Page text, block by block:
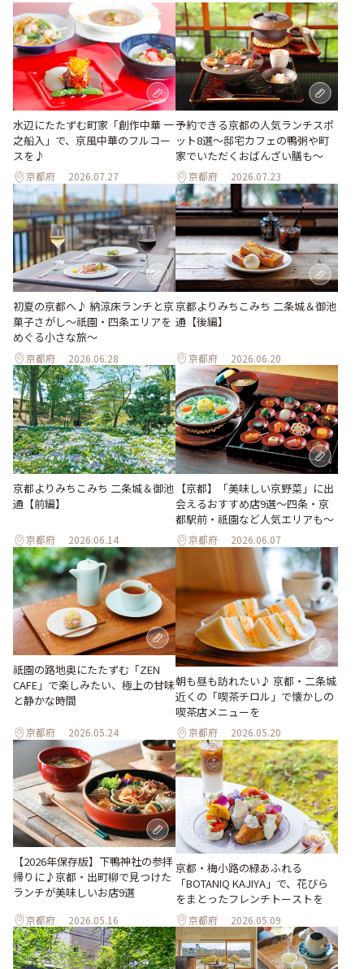
水辺にたたずむ町家「創作中華 一
之船入」で、京風中華のフルコー
スを♪
京都府 2026.07.27
予約できる京都の人気ランチスポ
ット8選～邸宅カフェの鴨粥や町
家でいただくおばんざい膳も～
京都府 2026.07.23
初夏の京都へ♪ 納涼床ランチと京
菓子さがし〜祇園・四条エリアを
めぐる小さな旅〜
京都府 2026.06.28
京都よりみちこみち 二条城＆御池
通【後編】
京都府 2026.06.20
京都よりみちこみち 二条城＆御池
通【前編】
京都府 2026.06.14
【京都】「美味しい京野菜」に出
会えるおすすめ店9選～四条・京
都駅前・祇園など人気エリアも～
京都府 2026.06.07
祇園の路地奥にたたずむ「ZEN
CAFE」で楽しみたい、極上の甘味
と静かな時間
京都府 2026.05.24
朝も昼も訪れたい♪ 京都・二条城
近くの「喫茶チロル」で懐かしの
喫茶店メニューを
京都府 2026.05.20
【2026年保存版】下鴨神社の参拝
帰りに♪京都・出町柳で見つけた
ランチが美味しいお店9選
京都府 2026.05.16
京都・梅小路の緑あふれる
「BOTANIQ KAJIYA」で、花びら
をまとったフレンチトーストを
京都府 2026.05.09